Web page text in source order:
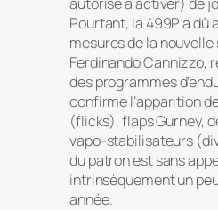
Pourtant, la 499P a dû
mesures de la
Ferdinando Cannizzo,
des programmes
confirme l’apparition
(flicks), flaps Gurney,
vapo-stabilisateurs (
du patron est sans
intrinsèquement un
année.